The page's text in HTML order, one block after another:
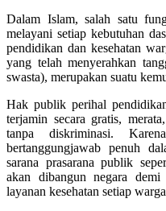
Dalam Islam, salah satu
melayani setiap kebutuhan
pendidikan dan kesehatan
yang telah menyerahkan
swasta), merupakan suatu
Hak publik perihal
terjamin secara gratis,
tanpa diskriminasi.
bertanggungjawab penuh
sarana prasarana publik
akan dibangun negara
layanan kesehatan setiap